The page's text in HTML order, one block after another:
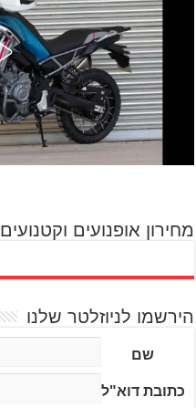
מחירון אופנועים וקטנועים
הירשמו לניוזלטר שלנו
שם
כתובת דוא"ל